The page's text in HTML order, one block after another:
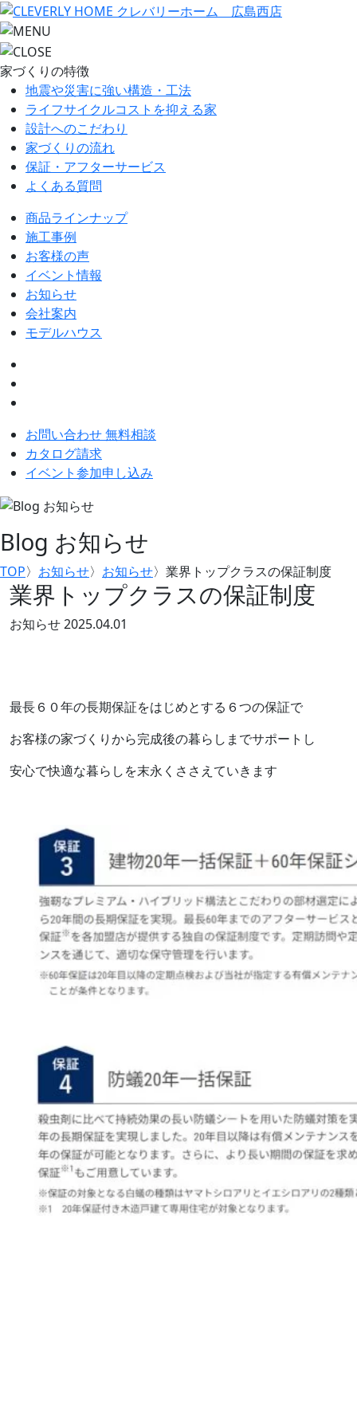
家づくりの特徴
地震や災害に強い構造・工法
ライフサイクルコストを抑える家
設計へのこだわり
家づくりの流れ
保証・アフターサービス
よくある質問
商品ラインナップ
施工事例
お客様の声
イベント情報
お知らせ
会社案内
モデルハウス
お問い合わせ 無料相談
カタログ請求
イベント参加申し込み
Blog お知らせ
TOP〉 お知らせ〉 お知らせ〉 業界トップクラスの保証制度
業界トップクラスの保証制度
お知らせ2025.04.01
最長６０年の長期保証をはじめとする６つの保証で
お客様の家づくりから完成後の暮らしまでサポートし
安心で快適な暮らしを末永くささえていきます